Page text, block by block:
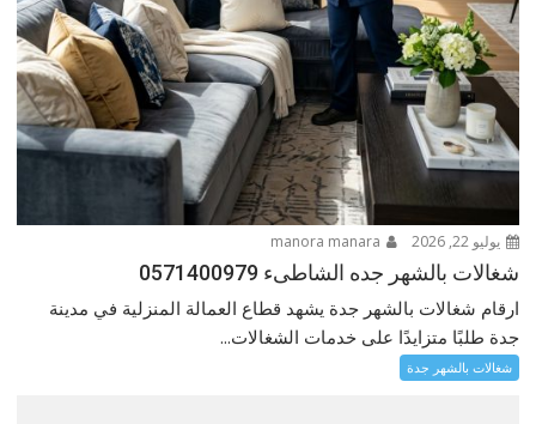
يوليو 22, 2026
شغالات بالشهر جده الشاطىء 0571400979
ارقام شغالات بالشهر جدة يشهد قطاع العمالة المنزلية في مدينة
جدة طلبًا متزايدًا على خدمات الشغالات...
شغالات بالشهر جدة